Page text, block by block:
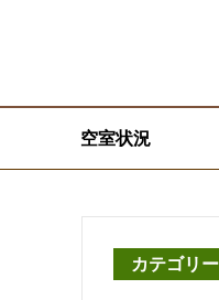
空室状況
カテゴリー